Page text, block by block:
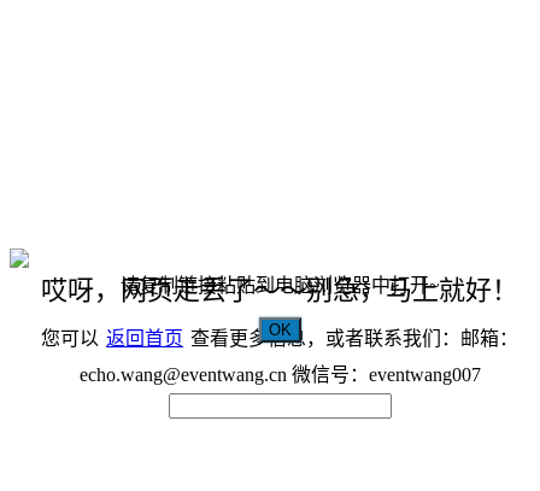
哎呀，网页走丢了～～别急，马上就好！
您可以 返回首页 查看更多信息，或者联系我们：邮箱：
echo.wang@eventwang.cn 微信号：eventwang007
请复制链接粘贴到电脑浏览器中打开~
OK